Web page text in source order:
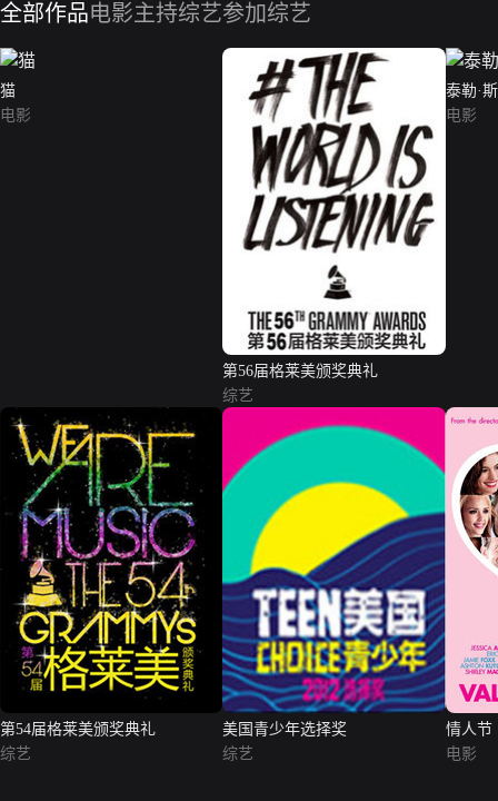
全部作品电影主持综艺参加综艺
猫
电影
第56届格莱美颁奖典礼
综艺
泰勒·
电影
第54届格莱美颁奖典礼
综艺
美国青少年选择奖
综艺
情人节
电影